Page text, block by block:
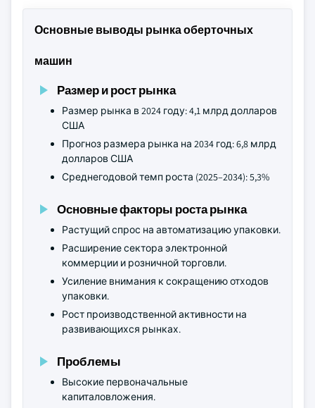
Основные выводы рынка оберточных
машин
Размер и рост рынка
Размер рынка в 2024 году: 4,1 млрд долларов
США
Прогноз размера рынка на 2034 год: 6,8 млрд
долларов США
Среднегодовой темп роста (2025–2034): 5,3%
Основные факторы роста рынка
Растущий спрос на автоматизацию упаковки.
Расширение сектора электронной
коммерции и розничной торговли.
Усиление внимания к сокращению отходов
упаковки.
Рост производственной активности на
развивающихся рынках.
Проблемы
Высокие первоначальные
капиталовложения.